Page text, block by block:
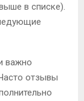
в списке).
важно
отзывы